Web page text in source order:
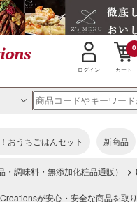
ログイン カート
0
おうちごはんセット 新商品
調味料・無添加化粧品通販） >
が安心・安全な商品を取り